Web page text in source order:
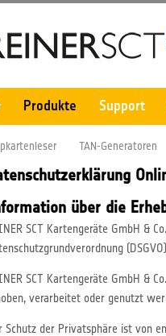
Produkte Support
TAN-Generatoren
über die
SCT Kartengeräte GmbH &
SCT Kartengeräte GmbH &
verarbeitet oder genutzt
Schutz der Privatsphäre ist von